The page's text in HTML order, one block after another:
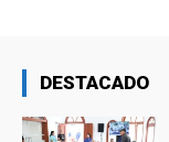
DESTACADO